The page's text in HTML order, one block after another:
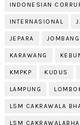
INDONESIAN
INTERNASIONAL
JEPARA JOMBANG
KARAWANG
KMPKP KUDUS
LAMPUNG
LSM CAKRAWALA
LSM